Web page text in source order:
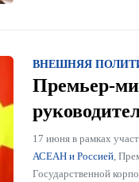
ВНЕШНЯЯ
Премьер-
17 июня в рамках
АСЕАН и Россией,
Государственной